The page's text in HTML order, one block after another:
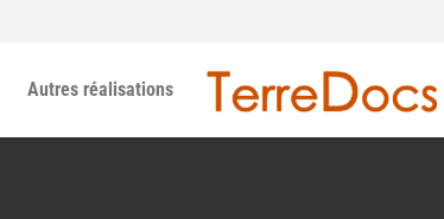
Autres réalisations